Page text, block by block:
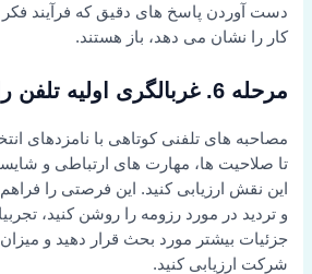
دست آوردن پاسخ های دقیق که فرآیند فکر
کار را نشان می دهد، باز هستند.
مرحله 6. غربالگری اولیه تلفن را انجام دهید
مصاحبه های تلفنی کوتاهی با نامزدهای
تا صلاحیت ها، مهارت های ارتباطی و
این نقش ارزیابی کنید. این فرصتی را
و تردید در مورد رزومه را روشن کنید،
جزئیات بیشتر مورد بحث قرار دهید و میزان
شرکت ارزیابی کنید.